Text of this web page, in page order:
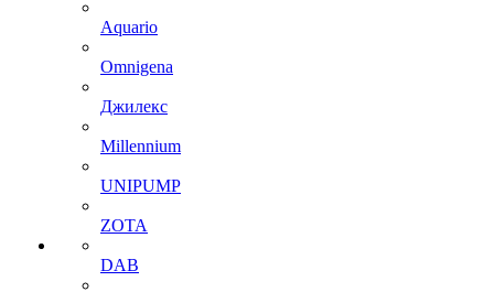
Aquario
Omnigena
Джилекс
Millennium
UNIPUMP
ZOTA
DAB